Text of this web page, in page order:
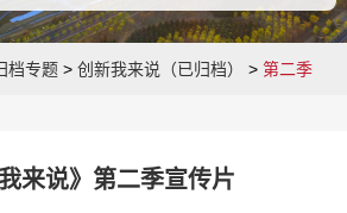
档专题> 创新我来说（已归档） > 第二季
我来说》第二季宣传片